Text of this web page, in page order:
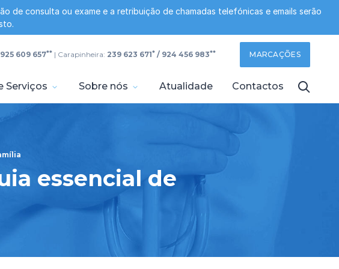
de consulta ou exame e a retribuição de chamadas telefónicas e emails serão
609 657** | Carapinheira: 239 623 671* / 924 456 983** MARCAÇÕES
Serviços Sobre nós Atualidade Contactos
essencial de